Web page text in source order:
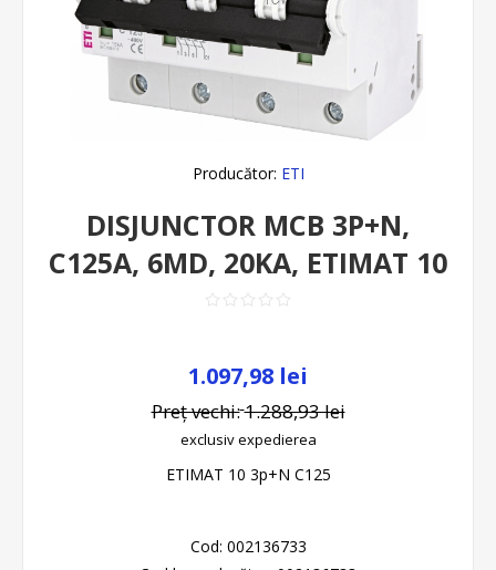
Producător: ETI
DISJUNCTOR MCB 3P+N,
C125A, 6MD, 20KA, ETIMAT 10
1.097,98 lei
Preț vechi:1.288,93 lei
exclusivexpedierea
ETIMAT 10 3p+N C125
Cod: 002136733